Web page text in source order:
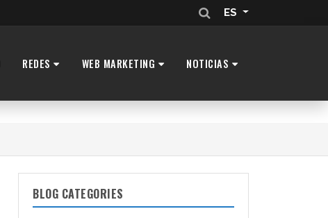
ES
REDES WEB MARKETING NOTICIAS
BLOG CATEGORIES